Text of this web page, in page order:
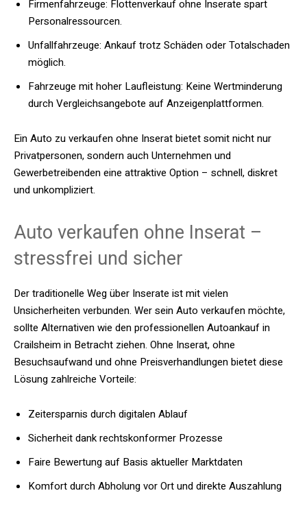
Firmenfahrzeuge: Flottenverkauf ohne Inserate spart
Personalressourcen.
Unfallfahrzeuge: Ankauf trotz Schäden oder Totalschaden
möglich.
Fahrzeuge mit hoher Laufleistung: Keine Wertminderung
durch Vergleichsangebote auf Anzeigenplattformen.
Ein Auto zu verkaufen ohne Inserat bietet somit nicht nur
Privatpersonen, sondern auch Unternehmen und
Gewerbetreibenden eine attraktive Option – schnell, diskret
und unkompliziert.
Auto verkaufen ohne Inserat –
stressfrei und sicher
Der traditionelle Weg über Inserate ist mit vielen
Unsicherheiten verbunden. Wer sein Auto verkaufen möchte,
sollte Alternativen wie den professionellen Autoankauf in
Crailsheim in Betracht ziehen. Ohne Inserat, ohne
Besuchsaufwand und ohne Preisverhandlungen bietet diese
Lösung zahlreiche Vorteile:
Zeitersparnis durch digitalen Ablauf
Sicherheit dank rechtskonformer Prozesse
Faire Bewertung auf Basis aktueller Marktdaten
Komfort durch Abholung vor Ort und direkte Auszahlung